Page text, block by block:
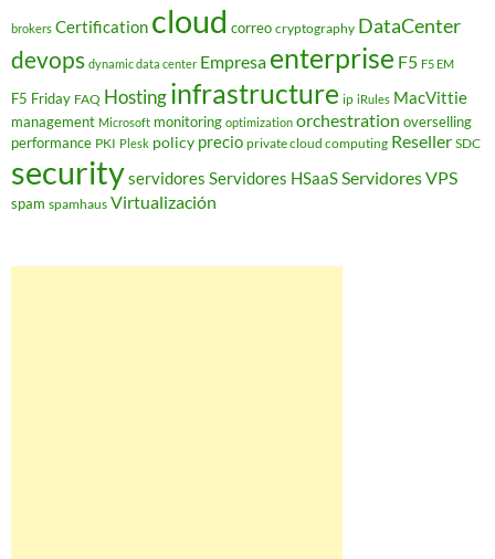
brokers Certification cloud correo cryptography DataCenter
devops dynamic data center Empresa enterprise F5 F5 EM
F5 Friday FAQ Hostinginfrastructure ip iRules MacVittie
management Microsoft monitoring optimization orchestration overselling
performance PKI Plesk policy precio private cloud computing Reseller SDC
securityservidores Servidores HSaaSServidores VPS
spam spamhaus Virtualización